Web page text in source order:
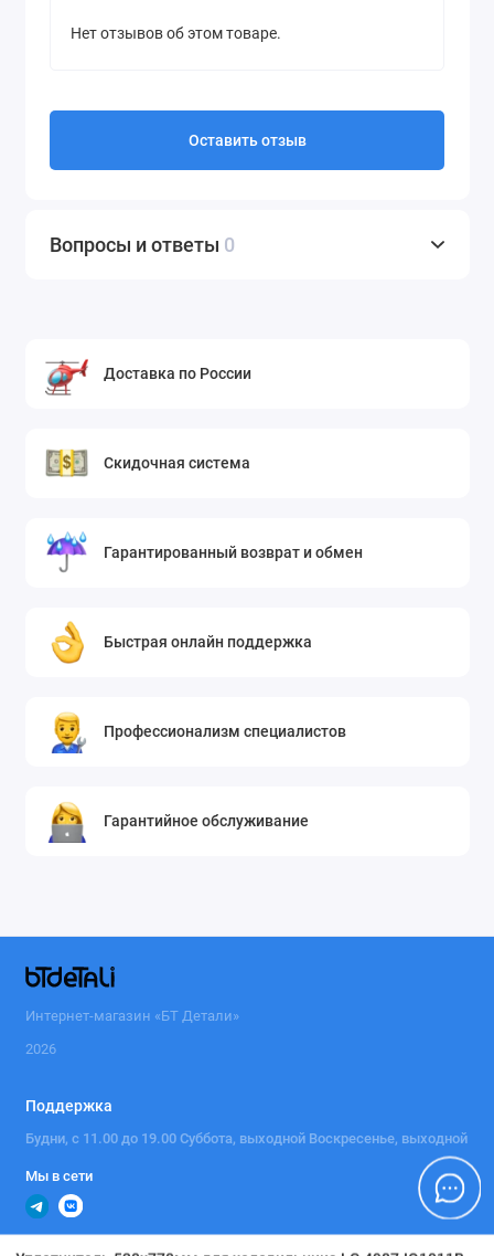
Нет отзывов об этом товаре.
Оставить отзыв
Вопросы и ответы 0
Доставка по России
Скидочная система
Гарантированный возврат и обмен
Быстрая онлайн поддержка
Профессионализм специалистов
Гарантийное обслуживание
Интернет-магазин «БТ Детали»
2026
Поддержка
Будни, с 11.00 до 19.00 Суббота, выходной Воскресенье, выходной
Мы в сети